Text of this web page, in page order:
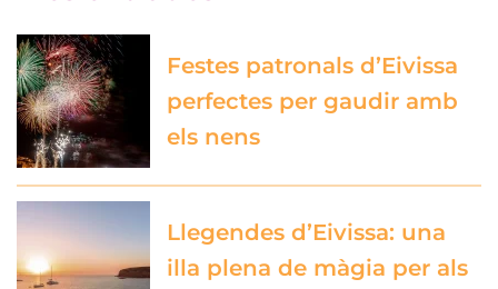
Festes patronals d’Eivissa
perfectes per gaudir amb
els nens
Llegendes d’Eivissa: una
illa plena de màgia per als